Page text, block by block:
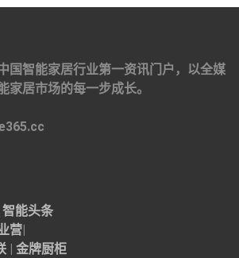
国智能家居行业第一资讯门户，以全媒
家居市场的每一步成长。
智能头条
营
金牌厨柜